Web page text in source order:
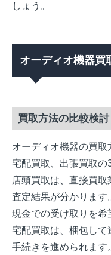
しょう。
オーディオ機器買
買取方法の比較検討
オーディオ機器の買取
宅配買取、出張買取の
店頭買取は、直接買
査定結果が分かります
現金での受け取りを希
宅配買取は、梱包して
手続きを進められます